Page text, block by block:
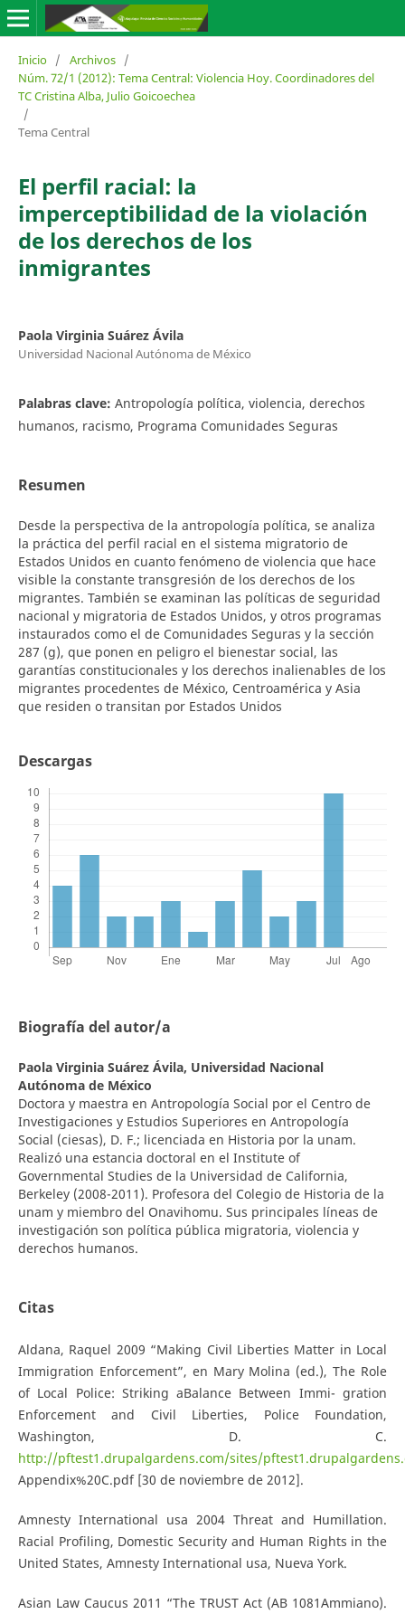
Inicio / Archivos /
Núm. 72/1 (2012): Tema Central: Violencia Hoy. Coordinadores del
TC Cristina Alba, Julio Goicoechea
/
Tema Central
El perfil racial: la
imperceptibilidad de la violación
de los derechos de los
inmigrantes
Paola Virginia Suárez Ávila
Universidad Nacional Autónoma de México
Palabras clave: Antropología política, violencia, derechos
humanos, racismo, Programa Comunidades Seguras
Resumen
Desde la perspectiva de la antropología política, se analiza
la práctica del perfil racial en el sistema migratorio de
Estados Unidos en cuanto fenómeno de violencia que hace
visible la constante transgresión de los derechos de los
migrantes. También se examinan las políticas de seguridad
nacional y migratoria de Estados Unidos, y otros programas
instaurados como el de Comunidades Seguras y la sección
287 (g), que ponen en peligro el bienestar social, las
garantías constitucionales y los derechos inalienables de los
migrantes procedentes de México, Centroamérica y Asia
que residen o transitan por Estados Unidos
Descargas
Biografía del autor/a
Paola Virginia Suárez Ávila, Universidad Nacional
Autónoma de México
Doctora y maestra en Antropología Social por el Centro de
Investigaciones y Estudios Superiores en Antropología
Social (ciesas), D. F.; licenciada en Historia por la unam.
Realizó una estancia doctoral en el Institute of
Governmental Studies de la Universidad de California,
Berkeley (2008-2011). Profesora del Colegio de Historia de la
unam y miembro del Onavihomu. Sus principales líneas de
investigación son política pública migratoria, violencia y
derechos humanos.
Citas
Aldana, Raquel 2009 “Making Civil Liberties Matter in Local
Immigration Enforcement”, en Mary Molina (ed.), The Role
of Local Police: Striking aBalance Between Immi- gration
Enforcement and Civil Liberties, Police Foundation,
Washington, D. C.
http://pftest1.drupalgardens.com/sites/
Appendix%20C.pdf [30 de noviembre de 2012].
Amnesty International usa 2004 Threat and Humillation.
Racial Profiling, Domestic Security and Human Rights in the
United States, Amnesty International usa, Nueva York.
Asian Law Caucus 2011 “The TRUST Act (AB 1081­Ammiano).